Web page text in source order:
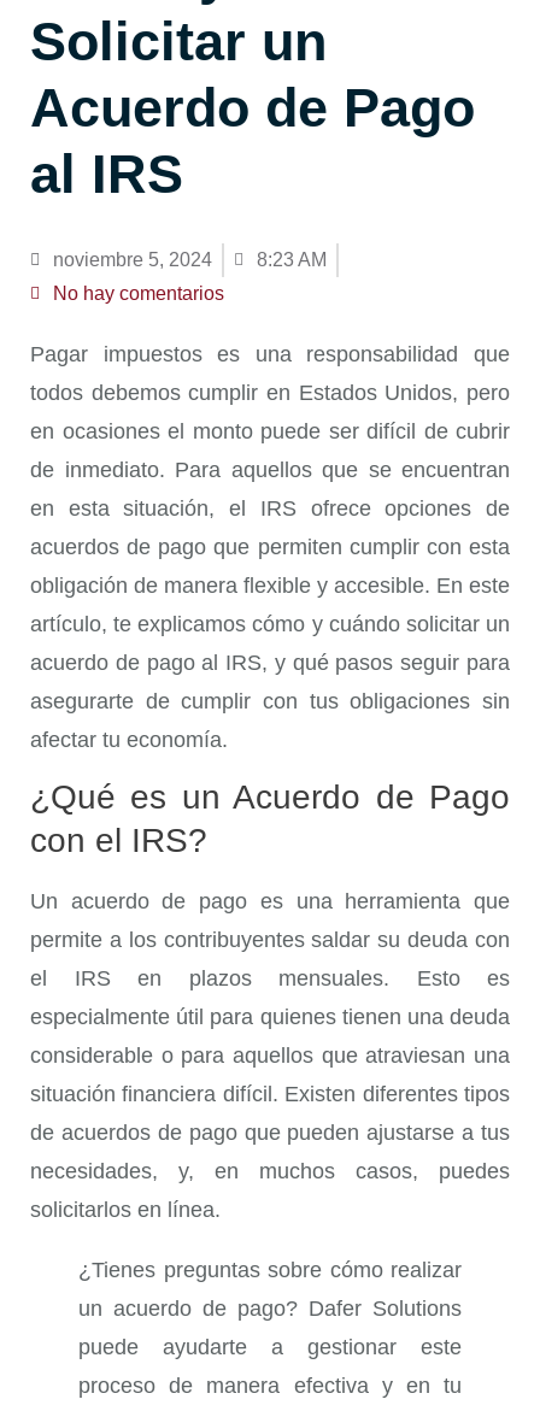
Solicitar un
Acuerdo de Pago
al IRS
noviembre 5, 2024
8:23 AM
No hay comentarios
Pagar impuestos es una responsabilidad que
todos debemos cumplir en Estados Unidos, pero
en ocasiones el monto puede ser difícil de cubrir
de inmediato. Para aquellos que se encuentran
en esta situación, el IRS ofrece opciones de
acuerdos de pago que permiten cumplir con esta
obligación de manera flexible y accesible. En este
artículo, te explicamos cómo y cuándo solicitar un
acuerdo de pago al IRS, y qué pasos seguir para
asegurarte de cumplir con tus obligaciones sin
afectar tu economía.
¿Qué es un Acuerdo de Pago
con el IRS?
Un acuerdo de pago es una herramienta que
permite a los contribuyentes saldar su deuda con
el IRS en plazos mensuales. Esto es
especialmente útil para quienes tienen una deuda
considerable o para aquellos que atraviesan una
situación financiera difícil. Existen diferentes tipos
de acuerdos de pago que pueden ajustarse a tus
necesidades, y, en muchos casos, puedes
solicitarlos en línea.
¿Tienes preguntas sobre cómo realizar
un acuerdo de pago? Dafer Solutions
puede ayudarte a gestionar este
proceso de manera efectiva y en tu